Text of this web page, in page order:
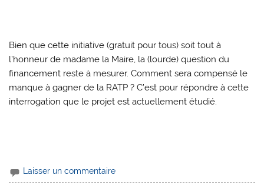
Bien que cette initiative (gratuit pour tous) soit tout à
l’honneur de madame la Maire, la (lourde) question du
financement reste à mesurer. Comment sera compensé le
manque à gagner de la RATP ? C’est pour répondre à cette
interrogation que le projet est actuellement étudié.
Laisser un commentaire